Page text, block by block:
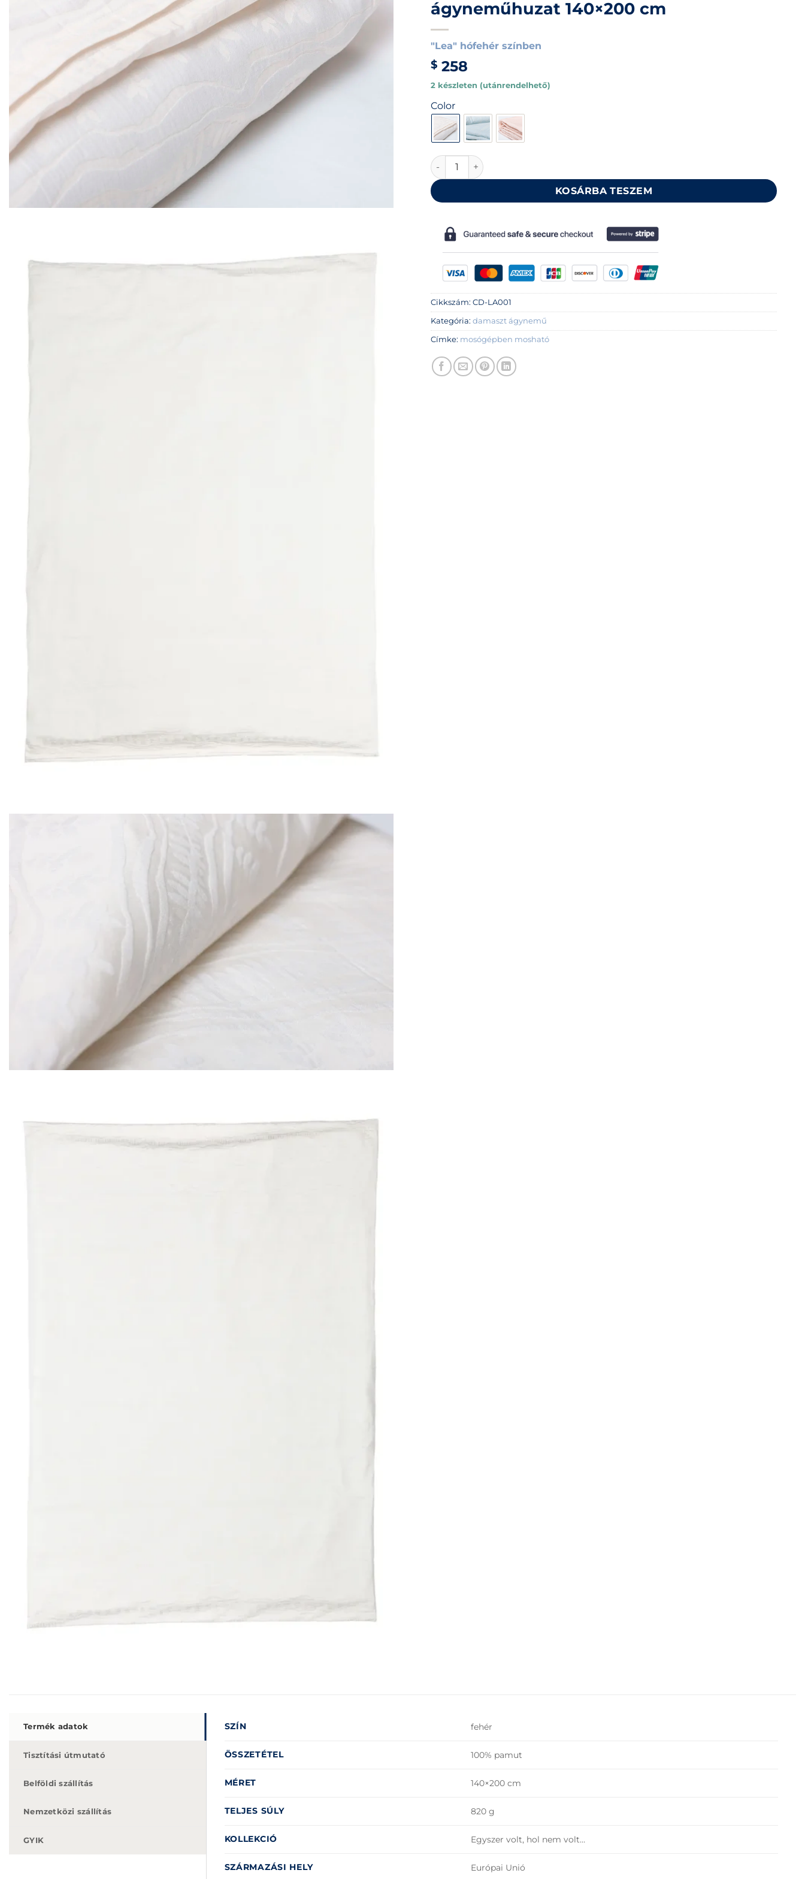
ágyneműhuzat 140×200 cm
"Lea" hófehér színben
$ 258
2 készleten (utánrendelhető)
Color
Fehér pamut damaszt paplan ágyneműhuzat 140x200 cm mennyiség
KOSÁRBA TESZEM
Cikkszám:CD-LA001
Kategória:damaszt ágynemű
Címke: mosógépben mosható
Termék adatok
Tisztítási útmutató
Belföldi szállítás
Nemzetközi szállítás
GYIK
SZÍN fehér
ÖSSZETÉTEL 100% pamut
MÉRET 140×200 cm
TELJES SÚLY 820 g
KOLLEKCIÓ Egyszer volt, hol nem volt…
SZÁRMAZÁSI HELY Európai Unió